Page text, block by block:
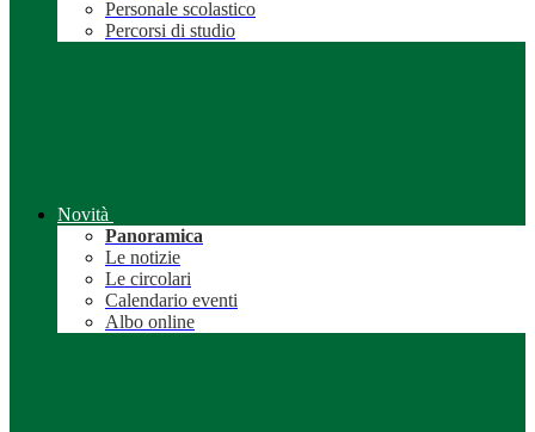
Personale scolastico
Percorsi di studio
Novità
Panoramica
Le notizie
Le circolari
Calendario eventi
Albo online